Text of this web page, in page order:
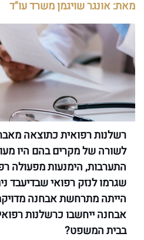
מאת: אונגר שויגמן משרד עו"ד
רשלנות רפואית כתוצאה
לשורה של מקרים בהם היו
התערבות, הימנעות מפעולה
שגרמו לנזק רפואי שבדיעבד
הייתה מתרחשת אבחנה
אבחנה ייחשבו כרשלנות
בבית המשפט?